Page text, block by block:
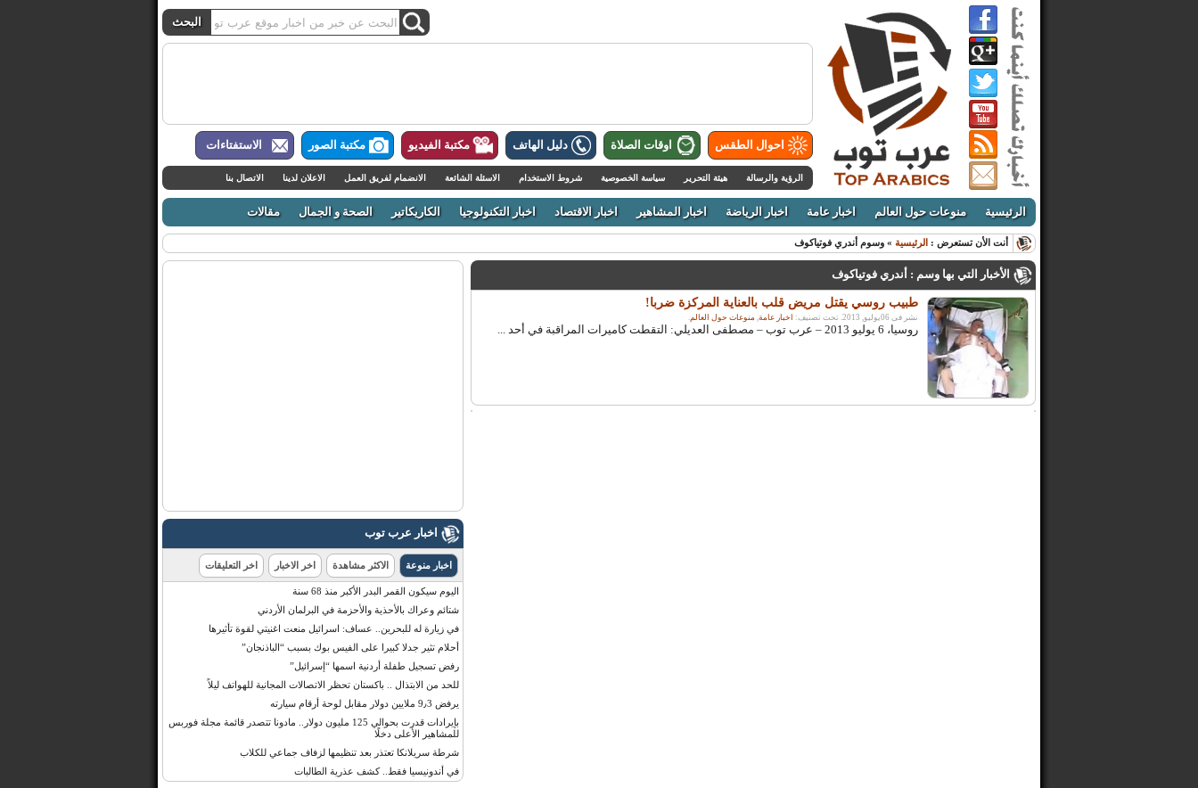
احوال الطقس اوقات الصلاة دليل الهاتف مكتبة الفيديو مكتبة الصور الاستفتاءات
الرؤية والرسالة هيئة التحرير سياسة الخصوصية شروط الاستخدام الاسئلة الشائعة الانضمام لفريق العمل الاعلان لدينا الاتصال بنا
الرئيسية منوعات حول العالم اخبار عامة اخبار الرياضة اخبار المشاهير اخبار الاقتصاد اخبار التكنولوجيا الكاريكاتير الصحة و الجمال مقالات
أنت الأن تستعرض : الرئيسية » وسوم أندري فوتياكوف
الأخبار التي بها وسم : أندري فوتياكوف
طبيب روسي يقتل مريض قلب بالعناية المركزة ضربا!
نشر فى 06يوليو, 2013. تحت تصنيف: اخبار عامة, منوعات حول العالم.
روسيا، 6 يوليو 2013 – عرب توب – مصطفى العديلي: التقطت كاميرات المراقبة في أحد ...
اخبار عرب توب
اخبار منوعة الاكثر مشاهدة اخر الاخبار اخر التعليقات
اليوم سيكون القمر البدر الأكبر منذ 68 سنة
شتائم وعراك بالأحذية والأحزمة في البرلمان الأردني
في زيارة له للبحرين.. عساف: اسرائيل منعت اغنيتي لقوة تأثيرها
أحلام تثير جدلا كبيرا على الفيس بوك بسبب “الباذنجان”
رفض تسجيل طفلة أردنية اسمها “إسرائيل”
للحد من الابتذال .. باكستان تحظر الاتصالات المجانية للهواتف ليلاً
يرفض 9٫3 ملايين دولار مقابل لوحة أرقام سيارته
بإيرادات قدرت بحوالي 125 مليون دولار.. مادونا تتصدر قائمة مجلة فوربس
للمشاهير الأعلى دخلًا
شرطة سريلانكا تعتذر بعد تنظيمها لزفاف جماعي للكلاب
في أندونيسيا فقط.. كشف عذرية الطالبات